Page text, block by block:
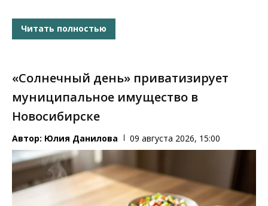
Читать полностью
«Солнечный день» приватизирует
муниципальное имущество в
Новосибирске
Автор: Юлия Данилова 09 августа 2026, 15:00